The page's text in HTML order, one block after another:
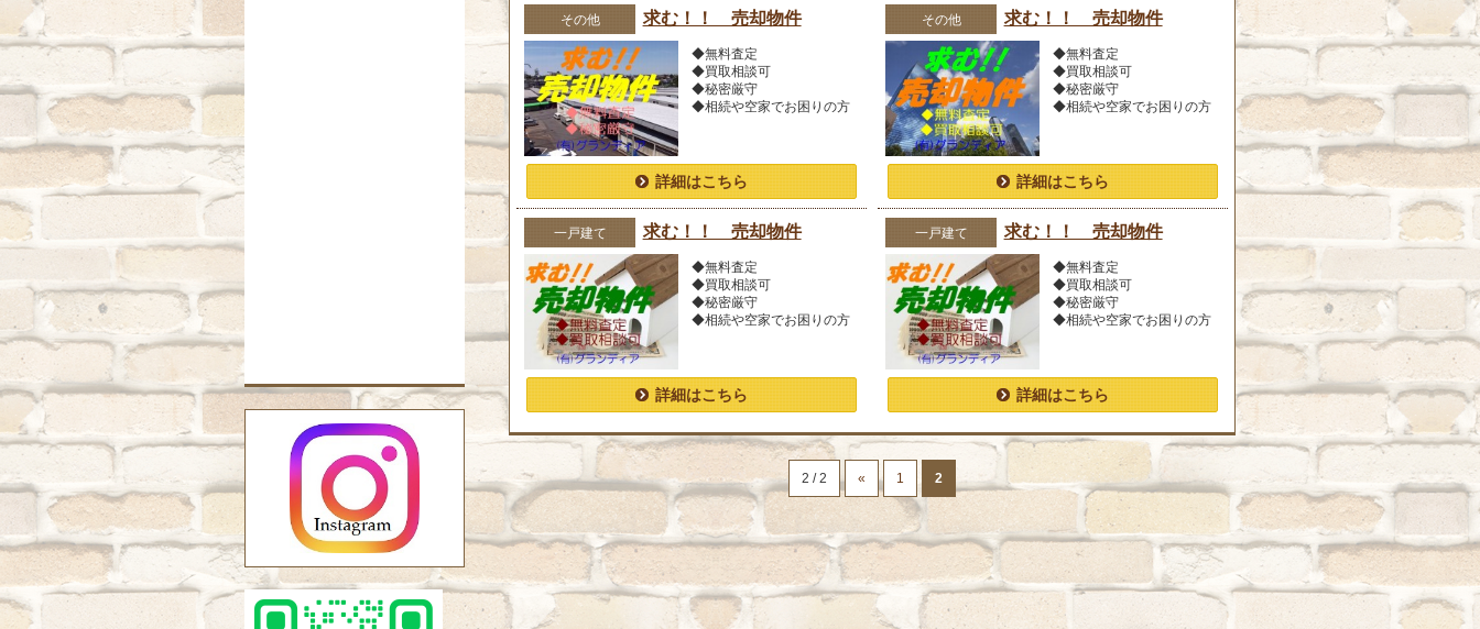
その他 求む！！ 売却物件
◆無料査定
◆買取相談可
◆秘密厳守
◆相続や空家でお困りの方
詳細はこちら
その他 求む！！ 売却物件
◆無料査定
◆買取相談可
◆秘密厳守
◆相続や空家でお困りの方
詳細はこちら
一戸建て 求む！！ 売却物件
◆無料査定
◆買取相談可
◆秘密厳守
◆相続や空家でお困りの方
詳細はこちら
一戸建て 求む！！ 売却物件
◆無料査定
◆買取相談可
◆秘密厳守
◆相続や空家でお困りの方
詳細はこちら
2 / 2 « 1 2